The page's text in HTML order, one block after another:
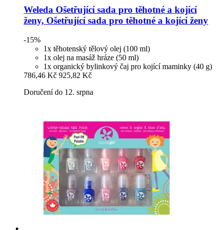
Weleda Ošetřující sada pro těhotné a kojící
ženy, Ošetřující sada pro těhotné a kojící ženy
-15%
1x těhotenský tělový olej (100 ml)
1x olej na masáž hráze (50 ml)
1x organický bylinkový čaj pro kojící maminky (40 g)
786,46 Kč 925,82 Kč
Doručení do 12. srpna